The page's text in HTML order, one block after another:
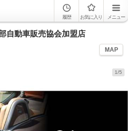
履歴 お気に入り メニュー
自動車販売協会加盟店
MAP
1/5